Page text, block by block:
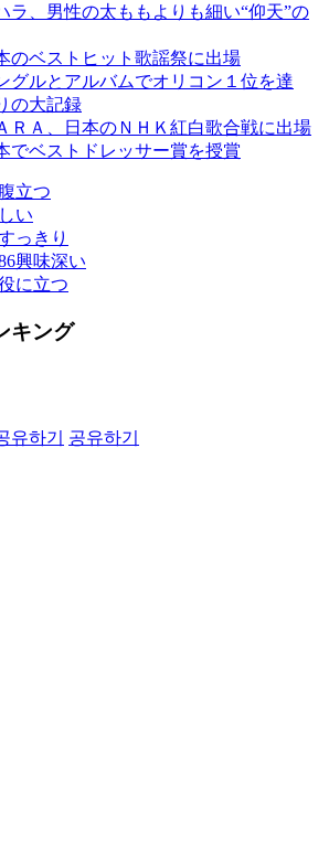
ラ、男性の太ももよりも細い“仰天”の
のベストヒット歌謡祭に出場
グルとアルバムでオリコン１位を達
の大記録
ＲＡ、日本のＮＨＫ紅白歌合戦に出場
でベストドレッサー賞を授賞
腹立つ
い
っきり
興味深い
に立つ
キング
유하기 공유하기